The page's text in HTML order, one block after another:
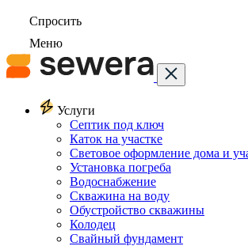
Спросить
Меню
Услуги
Септик под ключ
Каток на участке
Световое оформление дома и
Установка погреба
Водоснабжение
Скважина на воду
Обустройство скважины
Колодец
Свайный фундамент